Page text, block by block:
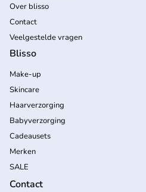
Over blisso
Contact
Veelgestelde vragen
Blisso
Make-up
Skincare
Haarverzorging
Babyverzorging
Cadeausets
Merken
SALE
Contact